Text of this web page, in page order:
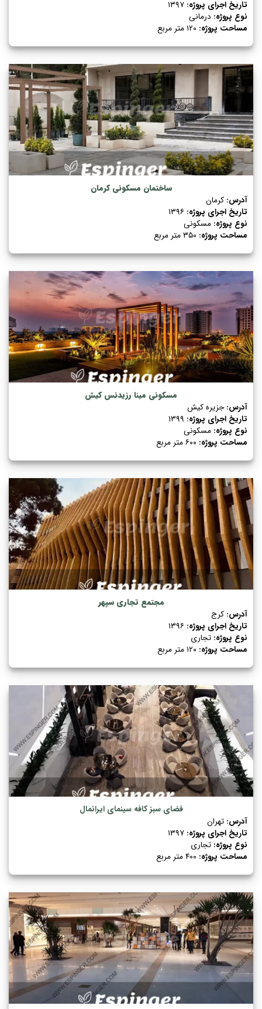
تاریخ اجرای پروژه:
نوع پروژه: درمانی
مساحت پروژه:
ساختمان مسکونی کرمان
آدرس: کرمان
تاریخ اجرای پروژه:
نوع پروژه: مسکونی
مساحت پروژه:
مسکونی مینا رزیدنس کیش
آدرس:جزیره کیش
تاریخ اجرای پروژه:
نوع پروژه: مسکونی
مساحت پروژه:
مجتمع تجاری سپهر
آدرس: کرج
تاریخ اجرای پروژه:
نوع پروژه: تجاری
مساحت پروژه:
فضای سبز کافه سینمای ایرانمال
آدرس: تهران
تاریخ اجرای پروژه:
نوع پروژه: تجاری
مساحت پروژه: